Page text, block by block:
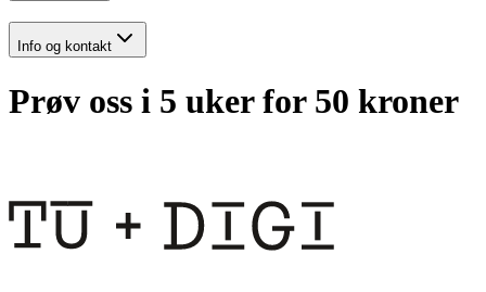
Info og kontakt
Prøv oss i 5 uker for 50 kroner